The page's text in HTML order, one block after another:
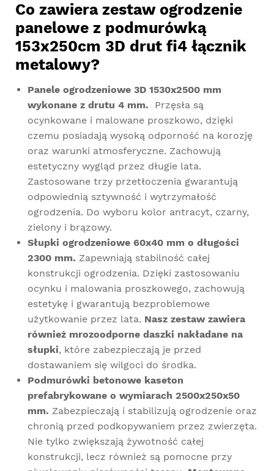
Co zawiera zestaw ogrodzenie
panelowe z podmurówką
153x250cm 3D drut fi4 łącznik
metalowy?
Panele ogrodzeniowe 3D 1530x2500 mm
wykonane z drutu 4 mm. Przęsła są
ocynkowane i malowane proszkowo, dzięki
czemu posiadają wysoką odporność na korozję
oraz warunki atmosferyczne. Zachowują
estetyczny wygląd przez długie lata.
Zastosowane trzy przetłoczenia gwarantują
odpowiednią sztywność i wytrzymałość
ogrodzenia. Do wyboru kolor antracyt, czarny,
zielony i brązowy.
Słupki ogrodzeniowe 60x40 mm o długości
2300 mm. Zapewniają stabilność całej
konstrukcji ogrodzenia. Dzięki zastosowaniu
ocynku i malowania proszkowego, zachowują
estetykę i gwarantują bezproblemowe
użytkowanie przez lata. Nasz zestaw zawiera
również mrozoodporne daszki nakładane na
słupki, które zabezpieczają je przed
dostawaniem się wilgoci do środka.
Podmurówki betonowe kaseton
prefabrykowane o wymiarach 2500x250x50
mm. Zabezpieczają i stabilizują ogrodzenie oraz
chronią przed podkopywaniem przez zwierzęta.
Nie tylko zwiększają żywotność całej
konstrukcji, lecz również są pomocne przy